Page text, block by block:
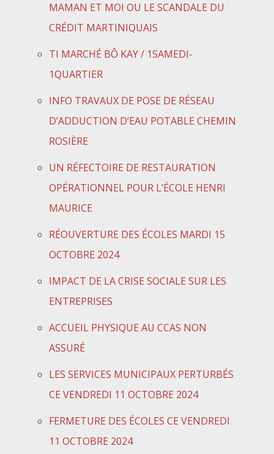
MAMAN ET MOI OU LE SCANDALE DU
CRÉDIT MARTINIQUAIS
TI MARCHÉ BÔ KAY / 1SAMEDI-
1QUARTIER
INFO TRAVAUX DE POSE DE RÉSEAU
D’ADDUCTION D’EAU POTABLE CHEMIN
ROSIÈRE
UN RÉFECTOIRE DE RESTAURATION
OPÉRATIONNEL POUR L’ÉCOLE HENRI
MAURICE
RÉOUVERTURE DES ÉCOLES MARDI 15
OCTOBRE 2024
IMPACT DE LA CRISE SOCIALE SUR LES
ENTREPRISES
ACCUEIL PHYSIQUE AU CCAS NON
ASSURÉ
LES SERVICES MUNICIPAUX PERTURBÉS
CE VENDREDI 11 OCTOBRE 2024
FERMETURE DES ÉCOLES CE VENDREDI
11 OCTOBRE 2024